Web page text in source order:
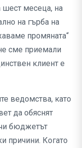
шест месеца, на
на гърба на
промяната“
сме приемали
клиент е
ведомства, като
да обяснят
бюджетът
причини. Когато